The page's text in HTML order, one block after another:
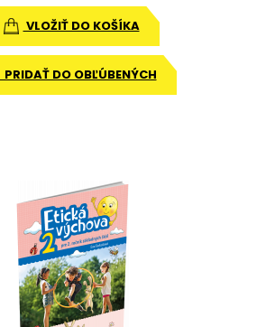
VLOŽIŤ DO KOŠÍKA
DO OBĽÚBENÝCH